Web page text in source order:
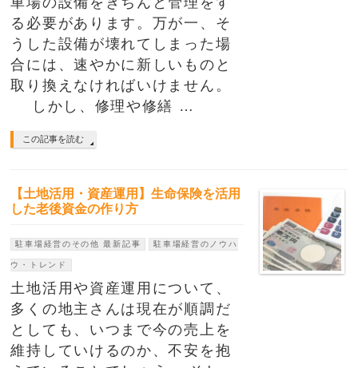
る必要があります。万が一、そ
うした設備が壊れてしまった場
合には、速やかに新しいものと
取り換えなければいけません。
しかし、修理や修繕 …
この記事を読む
【土地活用・資産運用】生命保険を活用
した老後資金の作り方
駐車場経営のその他 最新記事 駐車場経営のノウハ
ウ・トレンド
土地活用や資産運用について、
多くの地主さんは現在が順調だ
としても、いつまで今の売上を
維持していけるのか、不安を抱